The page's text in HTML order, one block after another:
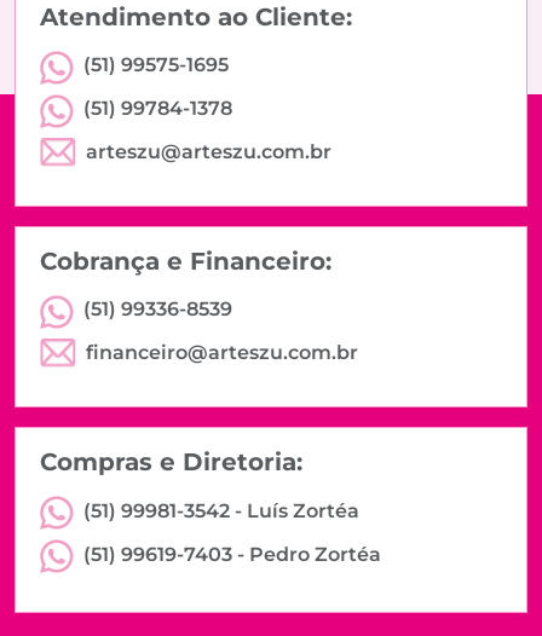
Atendimento ao Cliente:
(51) 99575-1695
(51) 99784-1378
arteszu@arteszu.com.br
Cobrança e Financeiro:
(51) 99336-8539
financeiro@arteszu.com.br
Compras e Diretoria:
(51) 99981-3542 - Luís Zortéa
(51) 99619-7403 - Pedro Zortéa